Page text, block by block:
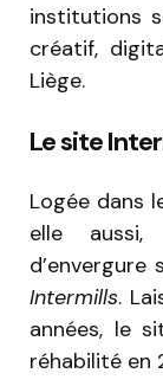
institutions
créatif,
Liège.
Le site
Logée dans
elle aussi,
d’envergure
Intermills.
années, le
réhabilité en